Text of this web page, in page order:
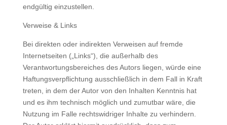
endgültig einzustellen.
Verweise & Links
Bei direkten oder indirekten Verweisen auf fremde
Internetseiten („Links“), die außerhalb des
Verantwortungsbereiches des Autors liegen, würde eine
Haftungsverpflichtung ausschließlich in dem Fall in Kraft
treten, in dem der Autor von den Inhalten Kenntnis hat
und es ihm technisch möglich und zumutbar wäre, die
Nutzung im Falle rechtswidriger Inhalte zu verhindern.